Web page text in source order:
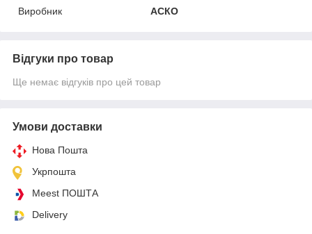
Виробник
АСКО
Відгуки про товар
Ще немає відгуків про цей товар
Умови доставки
Нова Пошта
Укрпошта
Meest ПОШТА
Delivery